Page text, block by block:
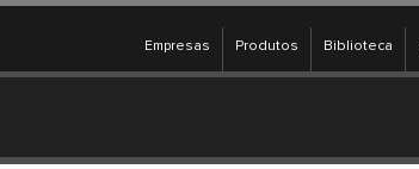
Empresas Produtos Biblioteca